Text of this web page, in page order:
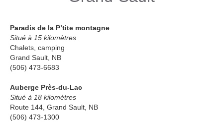
Paradis de la P’tite montagne
Situé à 15 kilomètres
Chalets, camping
Grand Sault, NB
(506) 473-6683
Auberge Près-du-Lac
Situé à 18 kilomètres
Route 144, Grand Sault, NB
(506) 473-1300